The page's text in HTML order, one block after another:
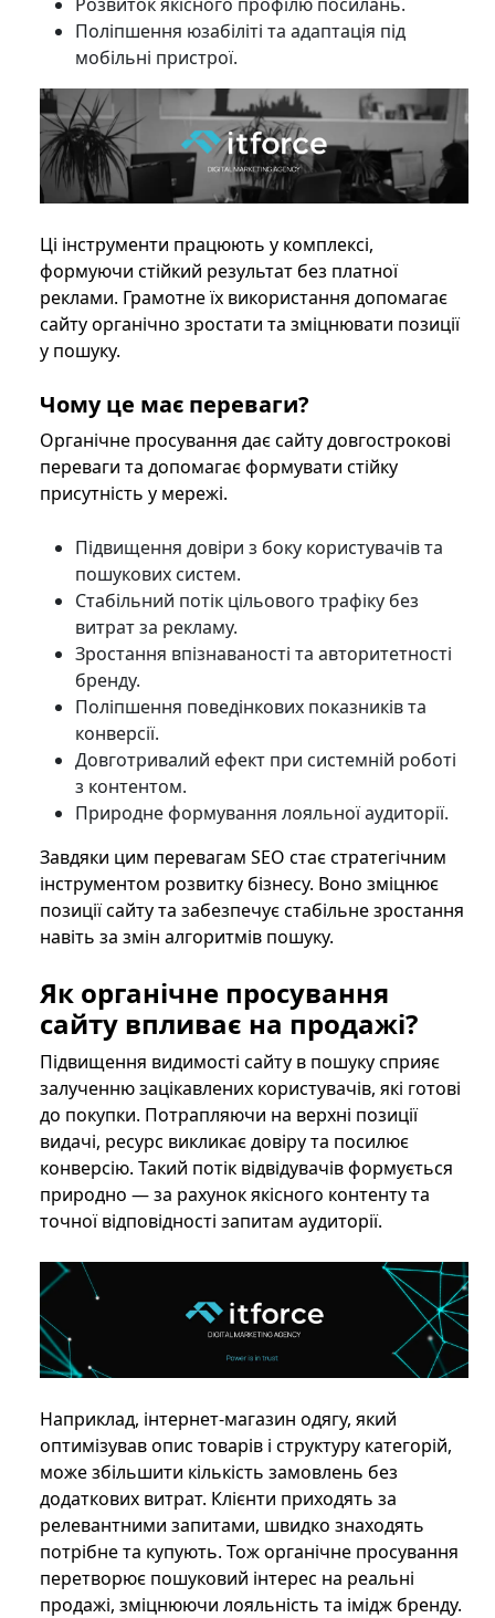
Поліпшення юзабіліті та адаптація під
мобільні пристрої.
Ці інструменти працюють у комплексі,
формуючи стійкий результат без платної
реклами. Грамотне їх використання допомагає
сайту органічно зростати та зміцнювати позиції
у пошуку.
Чому це має переваги?
Органічне просування дає сайту довгострокові
переваги та допомагає формувати стійку
присутність у мережі.
Підвищення довіри з боку користувачів та
пошукових систем.
Стабільний потік цільового трафіку без
витрат за рекламу.
Зростання впізнаваності та авторитетності
бренду.
Поліпшення поведінкових показників та
конверсії.
Довготривалий ефект при системній роботі
з контентом.
Природне формування лояльної аудиторії.
Завдяки цим перевагам SEO стає стратегічним
інструментом розвитку бізнесу. Воно зміцнює
позиції сайту та забезпечує стабільне зростання
навіть за змін алгоритмів пошуку.
Як органічне просування
сайту впливає на продажі?
Підвищення видимості сайту в пошуку сприяє
залученню зацікавлених користувачів, які готові
до покупки. Потрапляючи на верхні позиції
видачі, ресурс викликає довіру та посилює
конверсію. Такий потік відвідувачів формується
природно — за рахунок якісного контенту та
точної відповідності запитам аудиторії.
Наприклад, інтернет-магазин одягу, який
оптимізував опис товарів і структуру категорій,
може збільшити кількість замовлень без
додаткових витрат. Клієнти приходять за
релевантними запитами, швидко знаходять
потрібне та купують. Тож органічне просування
перетворює пошуковий інтерес на реальні
продажі, зміцнюючи лояльність та імідж бренду.